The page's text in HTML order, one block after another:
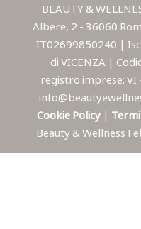
BEAUTY &
Albere, 2 - 36060
IT02699850240 |
di VICENZA |
registro imprese:
Cookie Policy |
Beauty & Wellness